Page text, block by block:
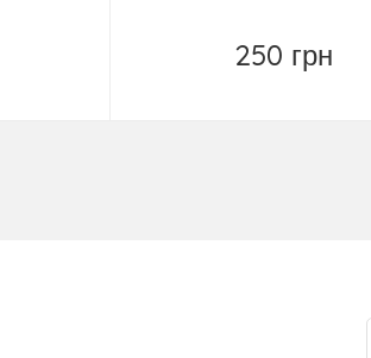
250 грн